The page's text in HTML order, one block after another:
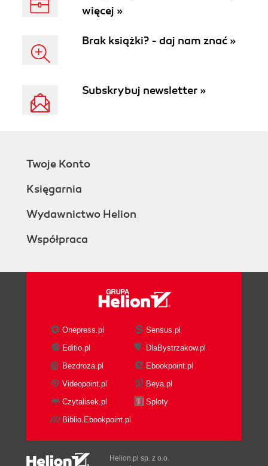
więcej »
Brak książki? - daj nam znać »
Subskrybuj newsletter »
Twoje Konto
Księgarnia
Wydawnictwo Helion
Współpraca
Onepress.pl
Sensus.pl
Editio.pl
DlaBystrzakow.pl
Bezdroza.pl
Ebookpoint.pl
Videopoint.pl
Beya.pl
Czytalisek.pl
Sploty
Biblio.Ebookpoint.pl
Helion.pl sp. z o.o.